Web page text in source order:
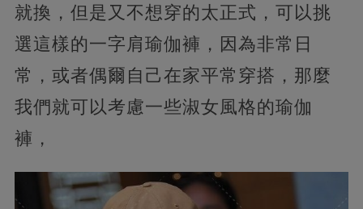
就換，但是又不想穿的太正式，可以挑
選這樣的一字肩瑜伽褲，因為非常日
常，或者偶爾自己在家平常穿搭，那麼
我們就可以考慮一些淑女風格的瑜伽
褲，